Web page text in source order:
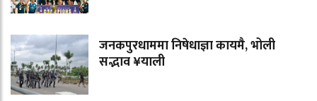
जनकपुरधाममा निषेधाज्ञा कायमै, भोली
सद्भाव ¥याली